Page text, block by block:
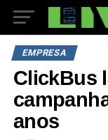
EMPRESA
ClickBus
anos